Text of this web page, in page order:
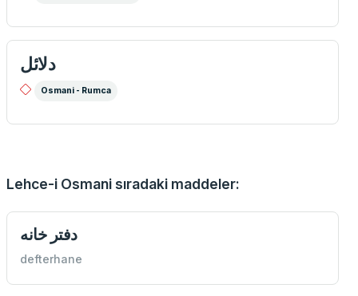
دلائل
Osmani - Rumca
Lehce-i Osmani sıradaki maddeler:
دفتر خانه
defterhane